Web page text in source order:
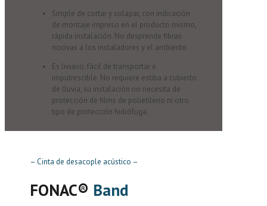
Simple de cortar y solapar, con indicación
de montaje impreso en el producto mismo,
rápida instalación. No desprende fibras
nocivas a los instaladores y el ambiente.
Es liviano, fácil de transportar e
imputrescible. No requiere estiba a cubierto
de lluvia, su instalación no necesita de
protección de films de polietileno ni otro
tipo de protección hidrófuga.
– Cinta de desacople acústico –
FONAC®️ Band